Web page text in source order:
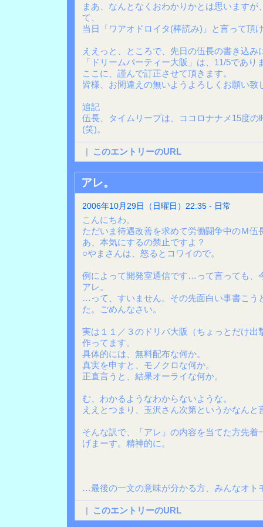
まあ、なんとなくおわかりかとは思いますが
て、
当日「ワアオドロイタ(棒読み)」と言って頂
ええっと、ところで、先日の伍長の書き込
「ドリームパーティー大阪」は、11/5であり
ここに、謹んで訂正させて頂きます。
皆様、お間違えの無いようよろしくお願い致
追記
伍長、タイムリープは、ココロナナメ15度
(笑)。
| このエントリーのURL
アレ。
2006年10月29日（日曜日）22:35 - 日常
こんにちわ。
ただいま待遇改善を求めて労働闘争中のＭ伍
あ、本気にするの禁止ですよ？
○やまさんは、怒るとコワイので。
例によって開発室通信です…って言っても、
アレ。
…って、すいません。その先面白い事書こう
た。ごめんなさい。
実は１１／３のドリパ大阪（ちょっとだけ出
作ってます。
具体的には、無料配布な何か。
真実を申すと、モノクロな何か。
正直言うと、結果オーライな何か。
む、わかるようなわからないような。
ええとつまり、玉沢さん次第というかなん
そんな訳で、「アレ」の内容を当てた方先着
げまーす。精神的に。
…最後の一文の意味が分かる方、みんなオト
| このエントリーのURL